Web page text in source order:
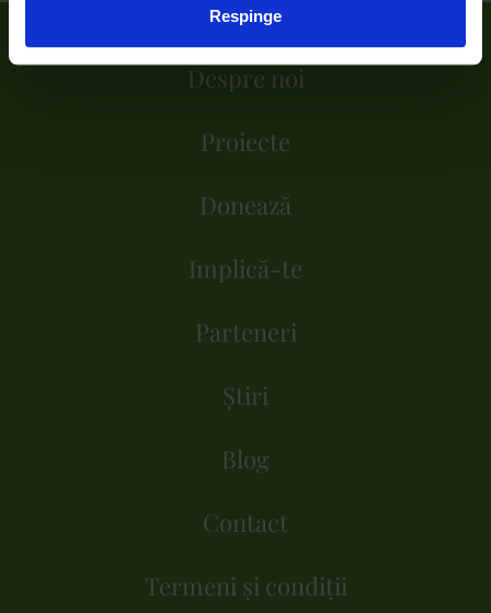
Respinge
Despre noi
Proiecte
Donează
Implică-te
Parteneri
Știri
Blog
Contact
Termeni și condiții